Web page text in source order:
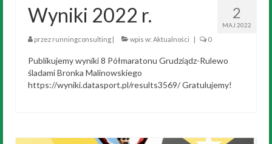
2
MAJ 2022
Wyniki 2022 r.
przez runningconsulting wpis w: Aktualności 0
Publikujemy wyniki 8 Półmaratonu Grudziądz-Rulewo
śladami Bronka Malinowskiego
https://wyniki.datasport.pl/results3569/ Gratulujemy!